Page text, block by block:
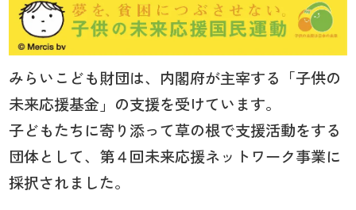
みらいこども財団は、内閣府が主宰する「子供の
未来応援基金」の支援を受けています。
子どもたちに寄り添って草の根で支援活動をする
団体として、第４回未来応援ネットワーク事業に
採択されました。